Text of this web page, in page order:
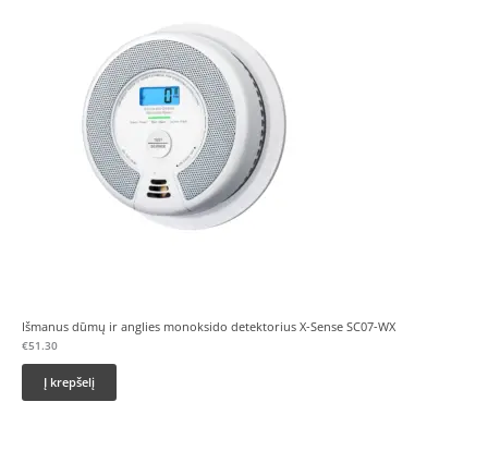
Išmanus dūmų ir anglies monoksido detektorius X-Sense SC07-WX
€51.30
Į krepšelį